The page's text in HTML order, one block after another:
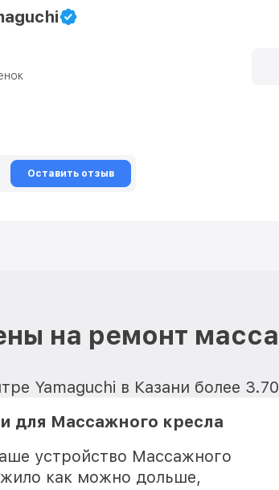
Оставить отзыв
на ремонт
Yamaguchi в Казани более
для Массажного кресла
устройство Массажного
как можно дольше,